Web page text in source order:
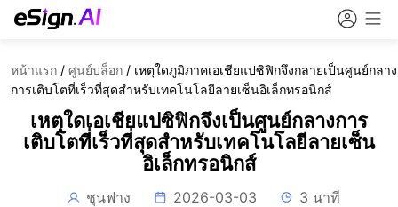
หน้าแรก / ศูนย์บล็อก / เหตุใดภูมิภาคเอเชียแปซิฟิกจึงกลายเป็นศูนย์กลาง
การเติบโตที่เร็วที่สุดสำหรับเทคโนโลยีลายเซ็นอิเล็กทรอนิกส์
เหตุใดเอเชียแปซิฟิกจึงเป็นศูนย์กลางการ
เติบโตที่เร็วที่สุดสำหรับเทคโนโลยีลายเซ็น
อิเล็กทรอนิกส์
ชุนฟาง 2026-03-03 3 นาที